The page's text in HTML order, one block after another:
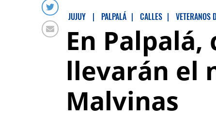
JUJUY | PALPALÁ | CALLES | VETERANOS
En
llevarán el
Malvinas